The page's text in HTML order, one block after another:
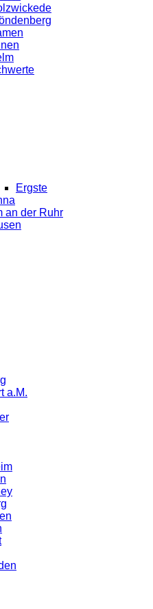
Ergste
an der Ruhr
a.M.